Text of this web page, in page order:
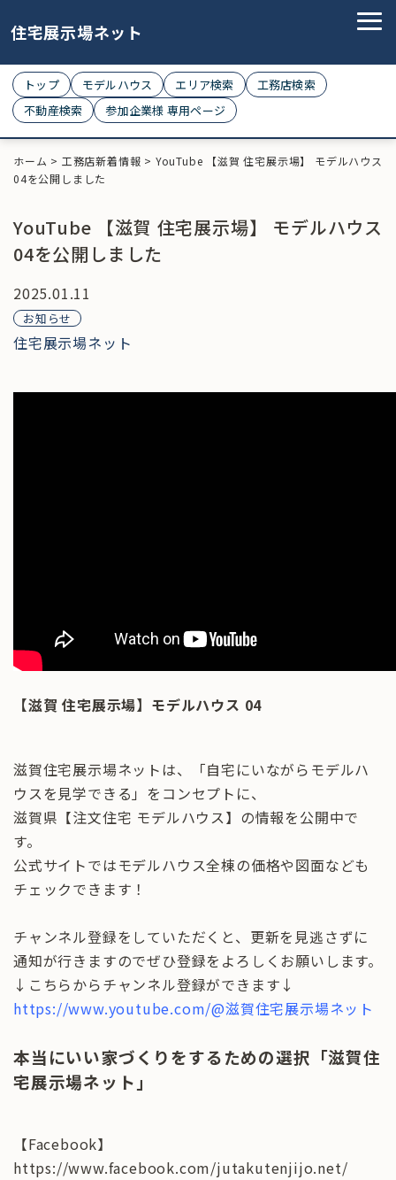
住宅展示場ネット
トップ モデルハウス エリア検索
工務店検索
不動産検索
参加企業様 専用ページ
ホーム > 工務店新着情報 > YouTube 【滋賀 住宅展示場】 モデルハウス
04を公開しました
YouTube 【滋賀 住宅展示場】 モデルハウス
04を公開しました
2025.01.11
お知らせ
住宅展示場ネット
【滋賀 住宅展示場】モデルハウス 04
滋賀住宅展示場ネットは、「自宅にいながらモデルハ
ウスを見学できる」をコンセプトに、
滋賀県【注文住宅 モデルハウス】の情報を公開中で
す。
公式サイトではモデルハウス全棟の価格や図面なども
チェックできます！
チャンネル登録をしていただくと、更新を見逃さずに
通知が行きますのでぜひ登録をよろしくお願いします。
↓こちらからチャンネル登録ができます↓
https://www.youtube.com/@滋賀住宅展示場ネット
本当にいい家づくりをするための選択「滋賀住
宅展示場ネット」
【Facebook】
https://www.facebook.com/jutakutenjijo.net/